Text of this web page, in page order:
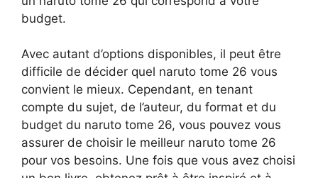
budget.
Avec autant d’options disponibles, il peut être
difficile de décider quel naruto tome 26 vous
convient le mieux. Cependant, en tenant
compte du sujet, de l’auteur, du format et du
budget du naruto tome 26, vous pouvez vous
assurer de choisir le meilleur naruto tome 26
pour vos besoins. Une fois que vous avez choisi